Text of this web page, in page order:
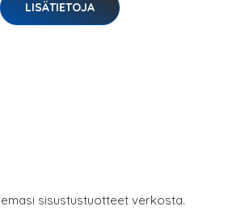
LISÄTIETOJA
sisustustuotteet verkosta.